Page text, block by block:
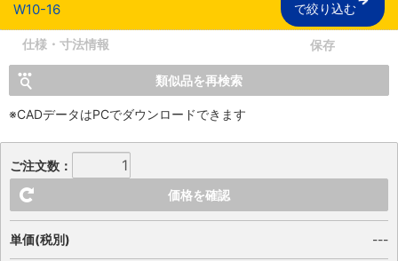
W10-16
で絞り込む
仕様・寸法情報 保存
類似品を再検索
※CADデータはPCでダウンロードできます
ご注文数：
価格を確認
単価(税別) ---